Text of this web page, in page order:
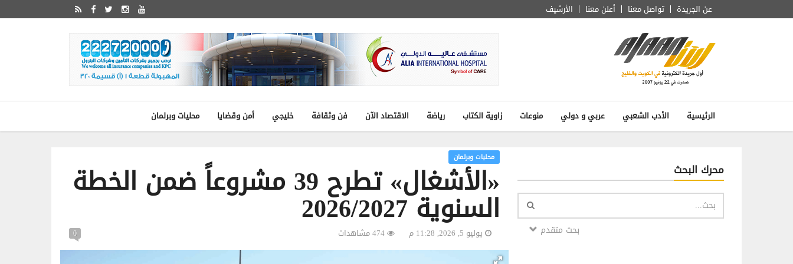
الأرشيف أعلن معنا تواصل معنا عن الجريدة
محليات وبرلمان أمن وقضايا خليجي فن وثقافة الاقتصاد الآن رياضة زاوية الكتاب منوعات عربي و دولي الأدب الشعبي الرئيسية
«الأشغال» تطرح 39 مشروعاً ضمن الخطة
السنوية 2026/2027
محليات وبرلمان
يوليو 5, 2026, 11:28 م 0
محرك البحث
بحث متقدم